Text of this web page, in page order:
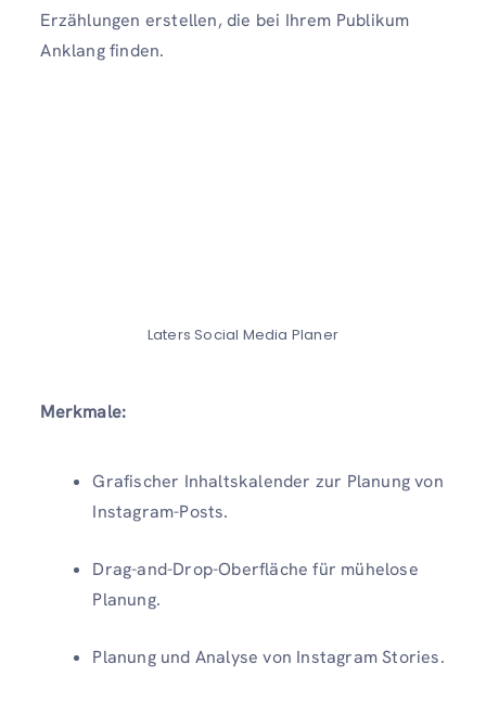
Erzählungen erstellen, die bei Ihrem Publikum
Anklang finden.
Laters Social Media Planer
Merkmale:
Grafischer Inhaltskalender zur Planung von
Instagram-Posts.
Drag-and-Drop-Oberfläche für mühelose
Planung.
Planung und Analyse von Instagram Stories.